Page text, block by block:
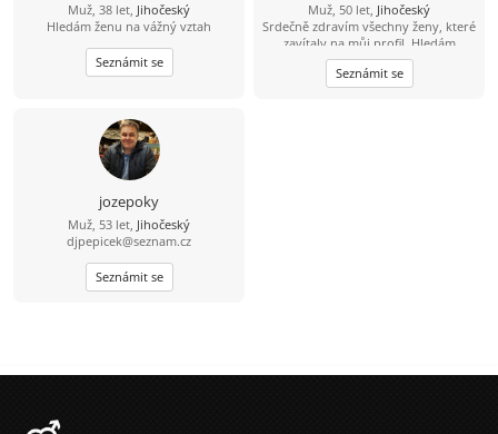
Muž, 38 let, Jihočeský
Hledám ženu na vážný vztah
Seznámit se
Muž, 50 let, Jihočeský
Srdečně zdravím všechny ženy, které
zavítaly na můj profil. Hledám
pohodovou ženu, která pečuje o své
tělo i duši, žije vědomě a aktivně.
Jsem člověk, který ví, že hledá jednu
med od pana včelaře/kamaráda.
Seznámit se
jozepoky
Muž, 53 let, Jihočeský
djpepicek@seznam.cz
Seznámit se